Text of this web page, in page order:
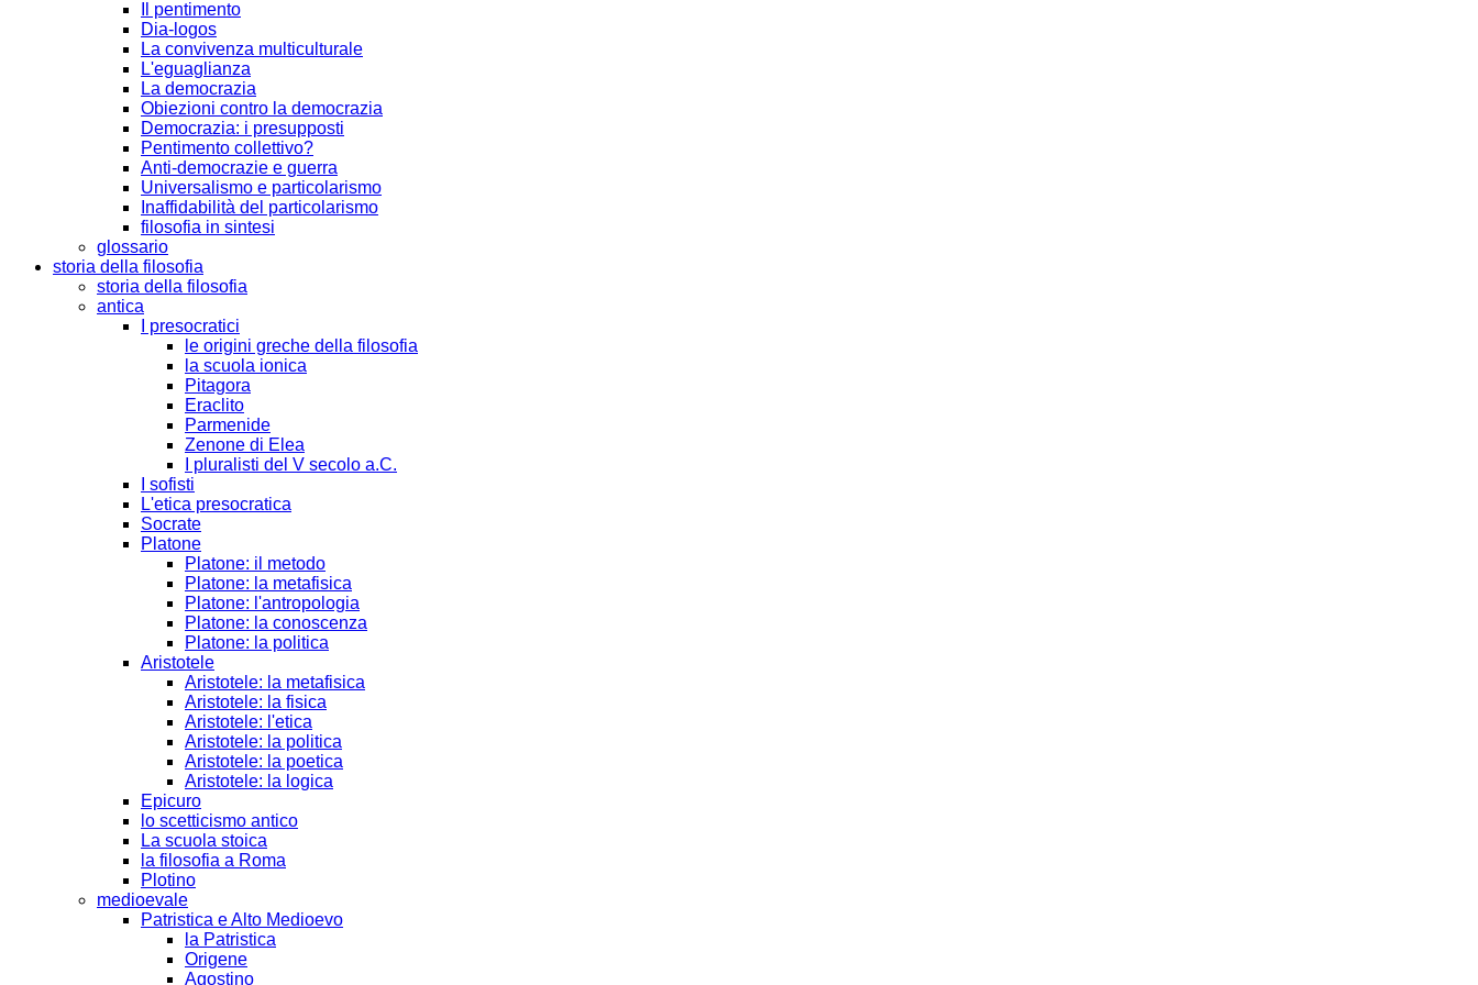
Il pentimento
Dia-logos
La convivenza multiculturale
L'eguaglianza
La democrazia
Obiezioni contro la democrazia
Democrazia: i presupposti
Pentimento collettivo?
Anti-democrazie e guerra
Universalismo e particolarismo
Inaffidabilità del particolarismo
filosofia in sintesi
glossario
storia della filosofia
storia della filosofia
antica
I presocratici
le origini greche della filosofia
la scuola ionica
Pitagora
Eraclito
Parmenide
Zenone di Elea
I pluralisti del V secolo a.C.
I sofisti
L'etica presocratica
Socrate
Platone
Platone: il metodo
Platone: la metafisica
Platone: l'antropologia
Platone: la conoscenza
Platone: la politica
Aristotele
Aristotele: la metafisica
Aristotele: la fisica
Aristotele: l'etica
Aristotele: la politica
Aristotele: la poetica
Aristotele: la logica
Epicuro
lo scetticismo antico
La scuola stoica
la filosofia a Roma
Plotino
medioevale
Patristica e Alto Medioevo
la Patristica
Origene
Agostino